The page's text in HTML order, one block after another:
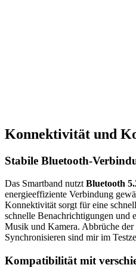
Konnektivität und
Stabile Bluetooth-
Das Smartband nutztBluetooth
energieeffiziente Verbindung
Konnektivität sorgt für eine
schnelle Benachrichtigungen und
Musik und Kamera. Abbrüche der
Synchronisieren sind mir im
Kompatibilität mit